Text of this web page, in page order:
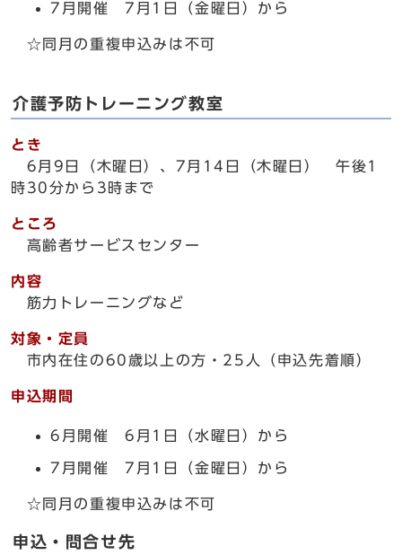
7月開催 7月1日（金曜日）から
☆同月の重複申込みは不可
介護予防トレーニング教室
とき
6月9日（木曜日）、7月14日（木曜日） 午後1
時30分から3時まで
ところ
高齢者サービスセンター
内容
筋力トレーニングなど
対象・定員
市内在住の60歳以上の方・25人（申込先着順）
申込期間
6月開催 6月1日（水曜日）から
7月開催 7月1日（金曜日）から
☆同月の重複申込みは不可
申込・問合せ先